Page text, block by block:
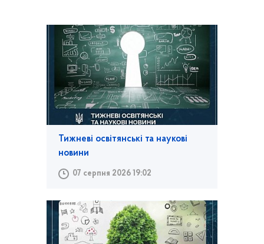
Тижневі освітянські та наукові
новини
07 серпня 2026 19:02